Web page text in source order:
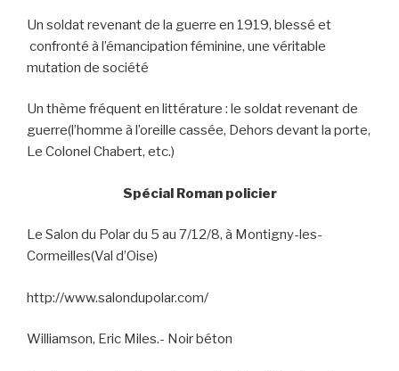
Un soldat revenant de la guerre en 1919, blessé et
confronté à l’émancipation féminine, une véritable
mutation de société
Un thème fréquent en littérature : le soldat revenant de
guerre(l’homme à l’oreille cassée, Dehors devant la porte,
Le Colonel Chabert, etc.)
Spécial Roman policier
Le Salon du Polar du 5 au 7/12/8, à Montigny-les-
Cormeilles(Val d’Oise)
http://www.salondupolar.com/
Williamson, Eric Miles.- Noir béton